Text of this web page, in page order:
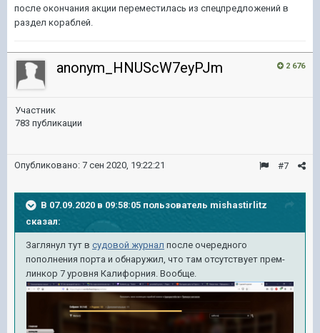
после окончания акции переместилась из спецпредложений в
раздел кораблей.
2 676
anonym_HNUScW7eyPJm
Участник
783 публикации
#7
Опубликовано: 7 сен 2020, 19:22:21
В 07.09.2020 в 09:58:05 пользователь mishastirlitz
сказал:
Заглянул тут в судовой журнал после очередного
пополнения порта и обнаружил, что там отсутствует прем-
линкор 7 уровня Калифорния. Вообще.